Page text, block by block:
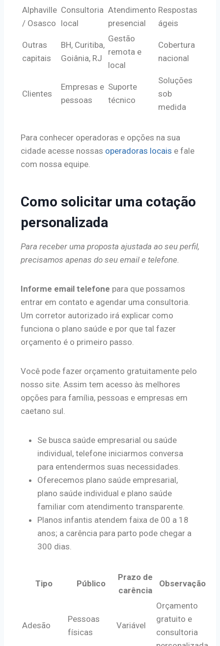
Alphaville
/ Osasco
Consultoria
local
Atendimento
presencial
Respostas
ágeis
Outras
capitais
BH, Curitiba,
Goiânia, RJ
Gestão
remota e
local
Cobertura
nacional
Clientes
Empresas e
pessoas
Suporte
técnico
Soluções
sob
medida
Para conhecer operadoras e opções na sua
cidade acesse nossas operadoras locais e fale
com nossa equipe.
Como solicitar uma cotação
personalizada
Para receber uma proposta ajustada ao seu perfil,
precisamos apenas do seu email e telefone.
Informe email telefone para que possamos
entrar em contato e agendar uma consultoria.
Um corretor autorizado irá explicar como
funciona o plano saúde e por que tal fazer
orçamento é o primeiro passo.
Você pode fazer orçamento gratuitamente pelo
nosso site. Assim tem acesso às melhores
opções para família, pessoas e empresas em
caetano sul.
Se busca saúde empresarial ou saúde
individual, telefone iniciarmos conversa
para entendermos suas necessidades.
Oferecemos plano saúde empresarial,
plano saúde individual e plano saúde
familiar com atendimento transparente.
Planos infantis atendem faixa de 00 a 18
anos; a carência para parto pode chegar a
300 dias.
Tipo Público
Prazo de
carência
Observação
Adesão
Pessoas
físicas
Variável
Orçamento
gratuito e
consultoria